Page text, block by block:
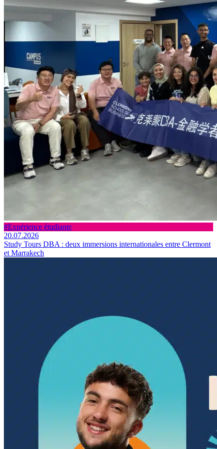
#Expérience étudiante
20.07.2026
Study Tours DBA : deux immersions internationales entre Clermont
et Marrakech